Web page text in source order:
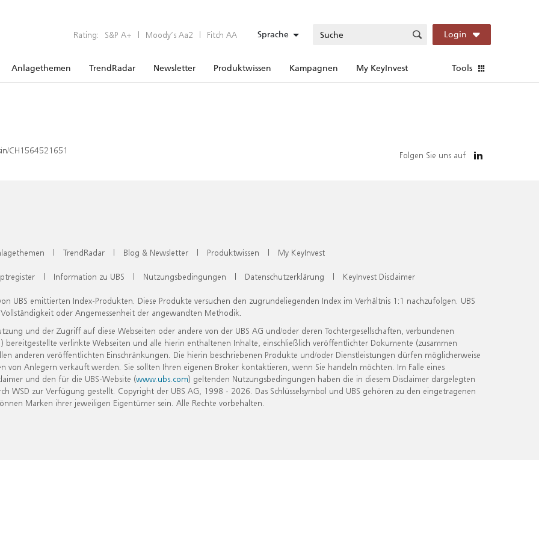
Rating: S&P A+ | Moody’s Aa2 | Fitch AA Sprache Login
Anlagethemen TrendRadar Newsletter Produktwissen Kampagnen My KeyInvest Tools
CH1564521651 Folgen Sie uns auf
| TrendRadar | Blog & Newsletter | Produktwissen | My KeyInvest
| Information zu UBS | Nutzungsbedingungen | Datenschutzerklärung | KeyInvest Disclaimer
UBS emittierten Index-Produkten. Diese Produkte versuchen den zugrundeliegenden Index im Verhältnis 1:1 nachzufolgen. UBS
oder Angemessenheit der angewandten Methodik.
und der Zugriff auf diese Webseiten oder andere von der UBS AG und/oder deren Tochtergesellschaften, verbundenen
verlinkte Webseiten und alle hierin enthaltenen Inhalte, einschließlich veröffentlichter Dokumente (zusammen
anderen veröffentlichten Einschränkungen. Die hierin beschriebenen Produkte und/oder Dienstleistungen dürfen möglicherweise
Anlegern verkauft werden. Sie sollten Ihren eigenen Broker kontaktieren, wenn Sie handeln möchten. Im Falle eines
und den für die UBS-Website (www.ubs.com) geltenden Nutzungsbedingungen haben die in diesem Disclaimer dargelegten
zur Verfügung gestellt. Copyright der UBS AG, 1998 - 2026. Das Schlüsselsymbol und UBS gehören zu den eingetragenen
Marken ihrer jeweiligen Eigentümer sein. Alle Rechte vorbehalten.